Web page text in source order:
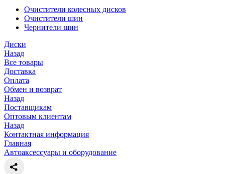
Очистители колесных дисков
Очистители шин
Чернители шин
Диски
Назад
Все товары
Доставка
Оплата
Обмен и возврат
Назад
Поставщикам
Оптовым клиентам
Назад
Контактная информация
Главная
Автоаксессуары и оборудование